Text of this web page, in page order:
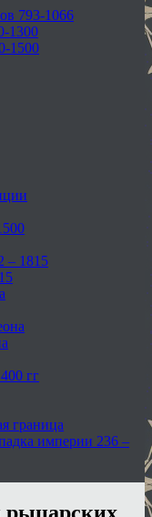
793-1066
1300
1500
– 1815
гг
граница
империи 236 –